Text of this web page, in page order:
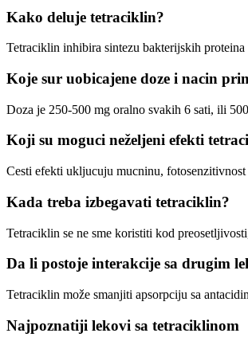
Kako deluje tetraciklin?
Tetraciklin inhibira sintezu bakterijskih
Koje sur uobicajene doze i nacin
Doza je 250-500 mg oralno svakih 6 sati, ili
Koji su moguci neželjeni efekti
Cesti efekti ukljucuju mucninu,
Kada treba izbegavati tetraciklin?
Tetraciklin se ne sme koristiti kod
Da li postoje interakcije sa drugim
Tetraciklin može smanjiti apsorpciju sa
Najpoznatiji lekovi sa tetraciklinom